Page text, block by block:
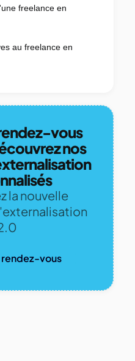
freelance en
au freelance en
vous
nos
la nouvelle
rendez-vous